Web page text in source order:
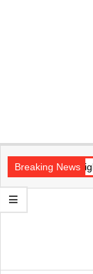
Navigation
Menu
Breaking News
«Ray of Light»